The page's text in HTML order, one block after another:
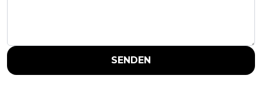
SENDEN